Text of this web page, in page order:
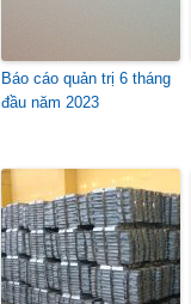
Báo cáo quản trị 6 tháng
đầu năm 2023